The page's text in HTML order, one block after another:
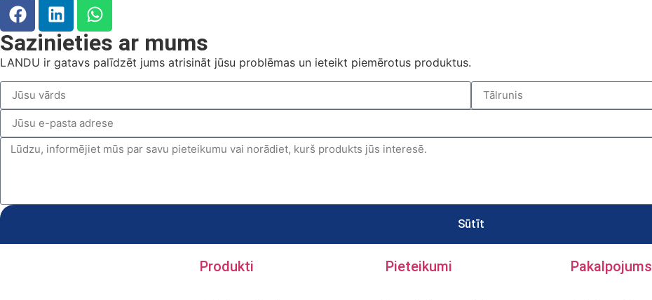
Sazinieties ar mums
LANDU ir gatavs palīdzēt jums atrisināt jūsu problēmas un ieteikt piemērotus produktus.
Sūtīt
Produkti Pieteikumi Pakalpojums